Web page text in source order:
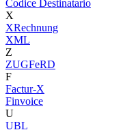
Codice Destinatario
X
XRechnung
XML
Z
ZUGFeRD
F
Factur-X
Finvoice
U
UBL